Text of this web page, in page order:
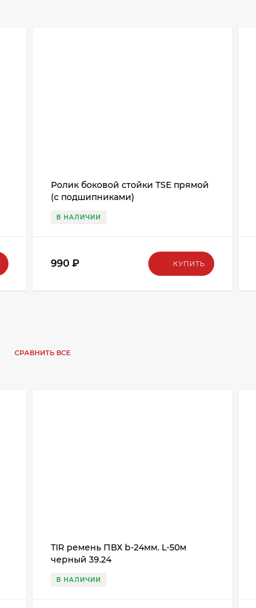
Ролик боковой стойки TSE прямой
(с подшипниками)
В НАЛИЧИИ
990₽ КУПИТЬ
СРАВНИТЬ ВСЕ
TIR ремень ПВХ b-24мм. L-50м
черный 39.24
В НАЛИЧИИ